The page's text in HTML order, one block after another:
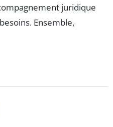
juridique
Ensemble,